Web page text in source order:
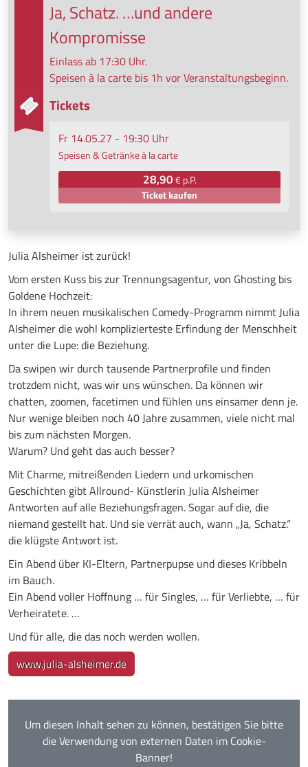
Um diesen Inhalt sehen zu können, bestätigen Sie bitte
die Verwendung von externen Daten im Cookie-
Banner!
Julia Alsheimer ist zurück!
Vom ersten Kuss bis zur Trennungsagentur, von Ghosting bis
Goldene Hochzeit:
In ihrem neuen musikalischen Comedy-Programm nimmt Julia
Alsheimer die wohl komplizierteste Erfindung der Menschheit
unter die Lupe: die Beziehung.
Da swipen wir durch tausende Partnerprofile und finden
trotzdem nicht, was wir uns wünschen. Da können wir
chatten, zoomen, facetimen und fühlen uns einsamer denn je.
Nur wenige bleiben noch 40 Jahre zusammen, viele nicht mal
bis zum nächsten Morgen.
Warum? Und geht das auch besser?
Mit Charme, mitreißenden Liedern und urkomischen
Geschichten gibt Allround- Künstlerin Julia Alsheimer
Antworten auf alle Beziehungsfragen. Sogar auf die, die
niemand gestellt hat. Und sie verrät auch, wann „Ja, Schatz.“
die klügste Antwort ist.
Ein Abend über KI-Eltern, Partnerpupse und dieses Kribbeln
im Bauch.
Ein Abend voller Hoffnung … für Singles, … für Verliebte, … für
Verheiratete. …
Und für alle, die das noch werden wollen.
www.julia-alsheimer.de
Ja, Schatz. …und andere
Kompromisse
Einlass ab 17:30 Uhr.
Speisen à la carte bis 1h vor Veranstaltungsbeginn.
Tickets
Fr 14.05.27 - 19:30 Uhr
Speisen & Getränke à la carte
28,90€ p.P.
Ticket kaufen